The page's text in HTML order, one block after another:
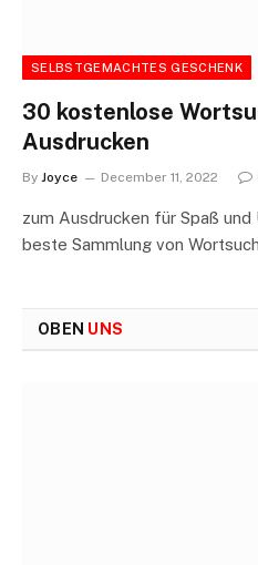
SELBSTGEMACHTES GESCHENK
30 kostenlose
Ausdrucken
By Joyce December 11, 2022
zum Ausdrucken für Spaß
beste Sammlung von
OBEN UNS